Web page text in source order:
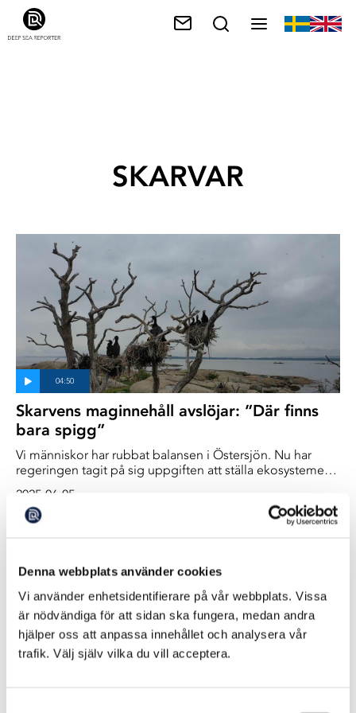
Denna webbplats använder cookies
Vi använder enhetsidentifierare på vår webbplats. Vissa
är nödvändiga för att sidan ska fungera, medan andra
hjälper oss att anpassa innehållet och analysera vår
trafik. Välj själv vilka du vill acceptera.
SKARVAR
Skarvens maginnehåll avslöjar: ”Där finns
bara spigg”
Vi människor har rubbat balansen i Östersjön. Nu har
regeringen tagit på sig uppgiften att ställa ekosystemet
minskat och är det skarven som äter upp abborrarna? Vi
2025-06-05